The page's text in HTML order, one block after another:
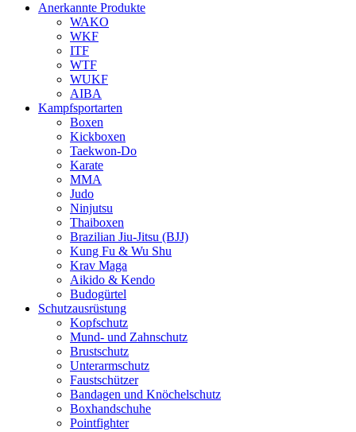
Anerkannte Produkte
WAKO
WKF
ITF
WTF
WUKF
AIBA
Kampfsportarten
Boxen
Kickboxen
Taekwon-Do
Karate
MMA
Judo
Ninjutsu
Thaiboxen
Brazilian Jiu-Jitsu (BJJ)
Kung Fu & Wu Shu
Krav Maga
Aikido & Kendo
Budogürtel
Schutzausrüstung
Kopfschutz
Mund- und Zahnschutz
Brustschutz
Unterarmschutz
Faustschützer
Bandagen und Knöchelschutz
Boxhandschuhe
Pointfighter